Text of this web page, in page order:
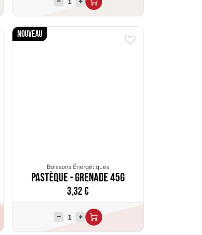
Nouveau
Boissons Énergétiques
Pastèque - Grenade 45g
3,32€